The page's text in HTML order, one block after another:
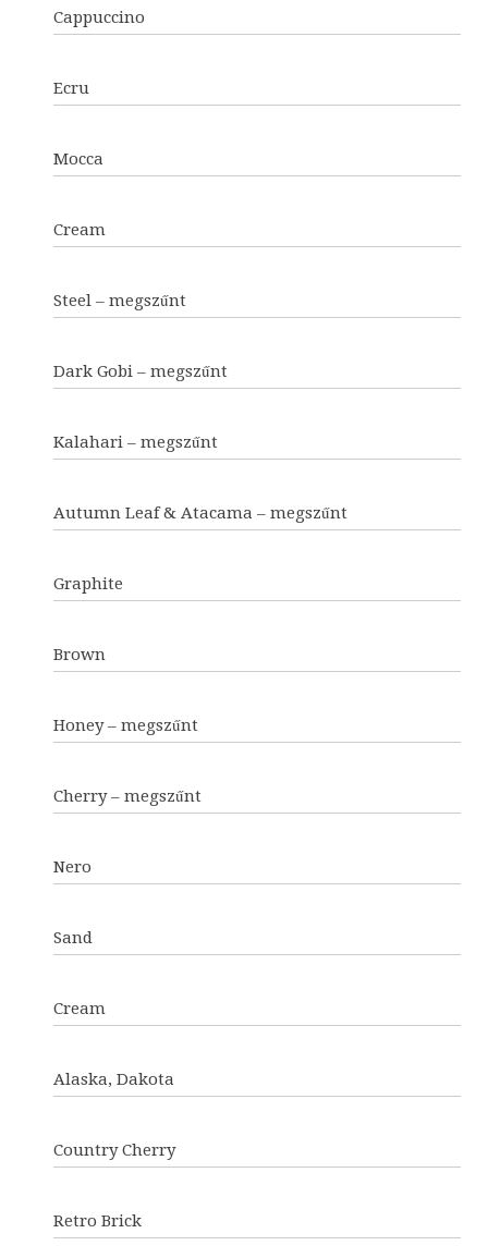
Cappuccino
Ecru
Mocca
Cream
Steel – megszűnt
Dark Gobi – megszűnt
Kalahari – megszűnt
Autumn Leaf & Atacama – megszűnt
Graphite
Brown
Honey – megszűnt
Cherry – megszűnt
Nero
Sand
Cream
Alaska, Dakota
Country Cherry
Retro Brick